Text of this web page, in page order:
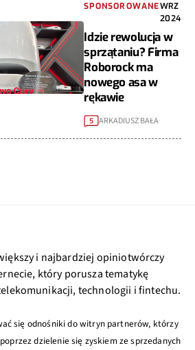
SPONSOROWANEWRZ
2024
Idzie rewolucja w
sprzątaniu? Firma
Roborock ma
nowego asa w
rękawie
5 ARKADIUSZ BAŁA
i najbardziej opiniotwórczy
który porusza tematykę
technologii i fintechu.
się odnośniki do witryn partnerów, którzy
dzielenie się zyskiem ze sprzedanych